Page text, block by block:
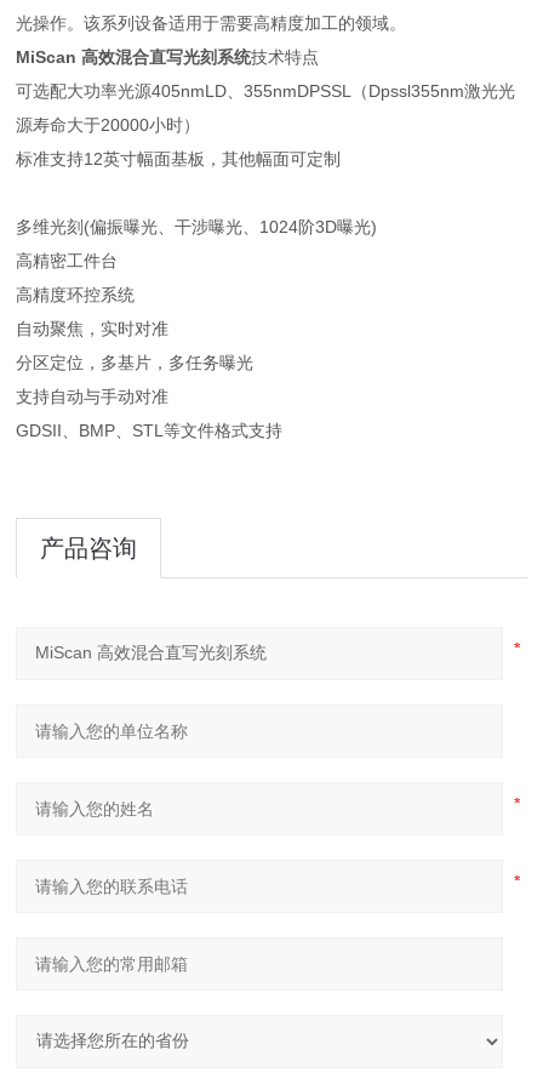
光操作。该系列设备适用于需要高精度加工的领域。
MiScan 高效混合直写光刻系统技术特点
可选配大功率光源405nmLD、355nmDPSSL（Dpssl355nm激光光
源寿命大于20000小时）
标准支持12英寸幅面基板，其他幅面可定制
多维光刻(偏振曝光、干涉曝光、1024阶3D曝光)
高精密工件台
高精度环控系统
自动聚焦，实时对准
分区定位，多基片，多任务曝光
支持自动与手动对准
GDSII、BMP、STL等文件格式支持
产品咨询